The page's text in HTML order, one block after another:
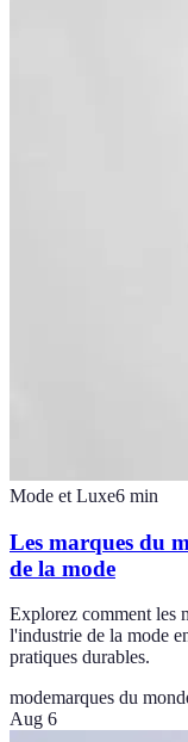
Mode et Luxe6 min
Les marques du
de la mode
Explorez comment les
l'industrie de la mode
pratiques durables.
modemarques du
Aug 6